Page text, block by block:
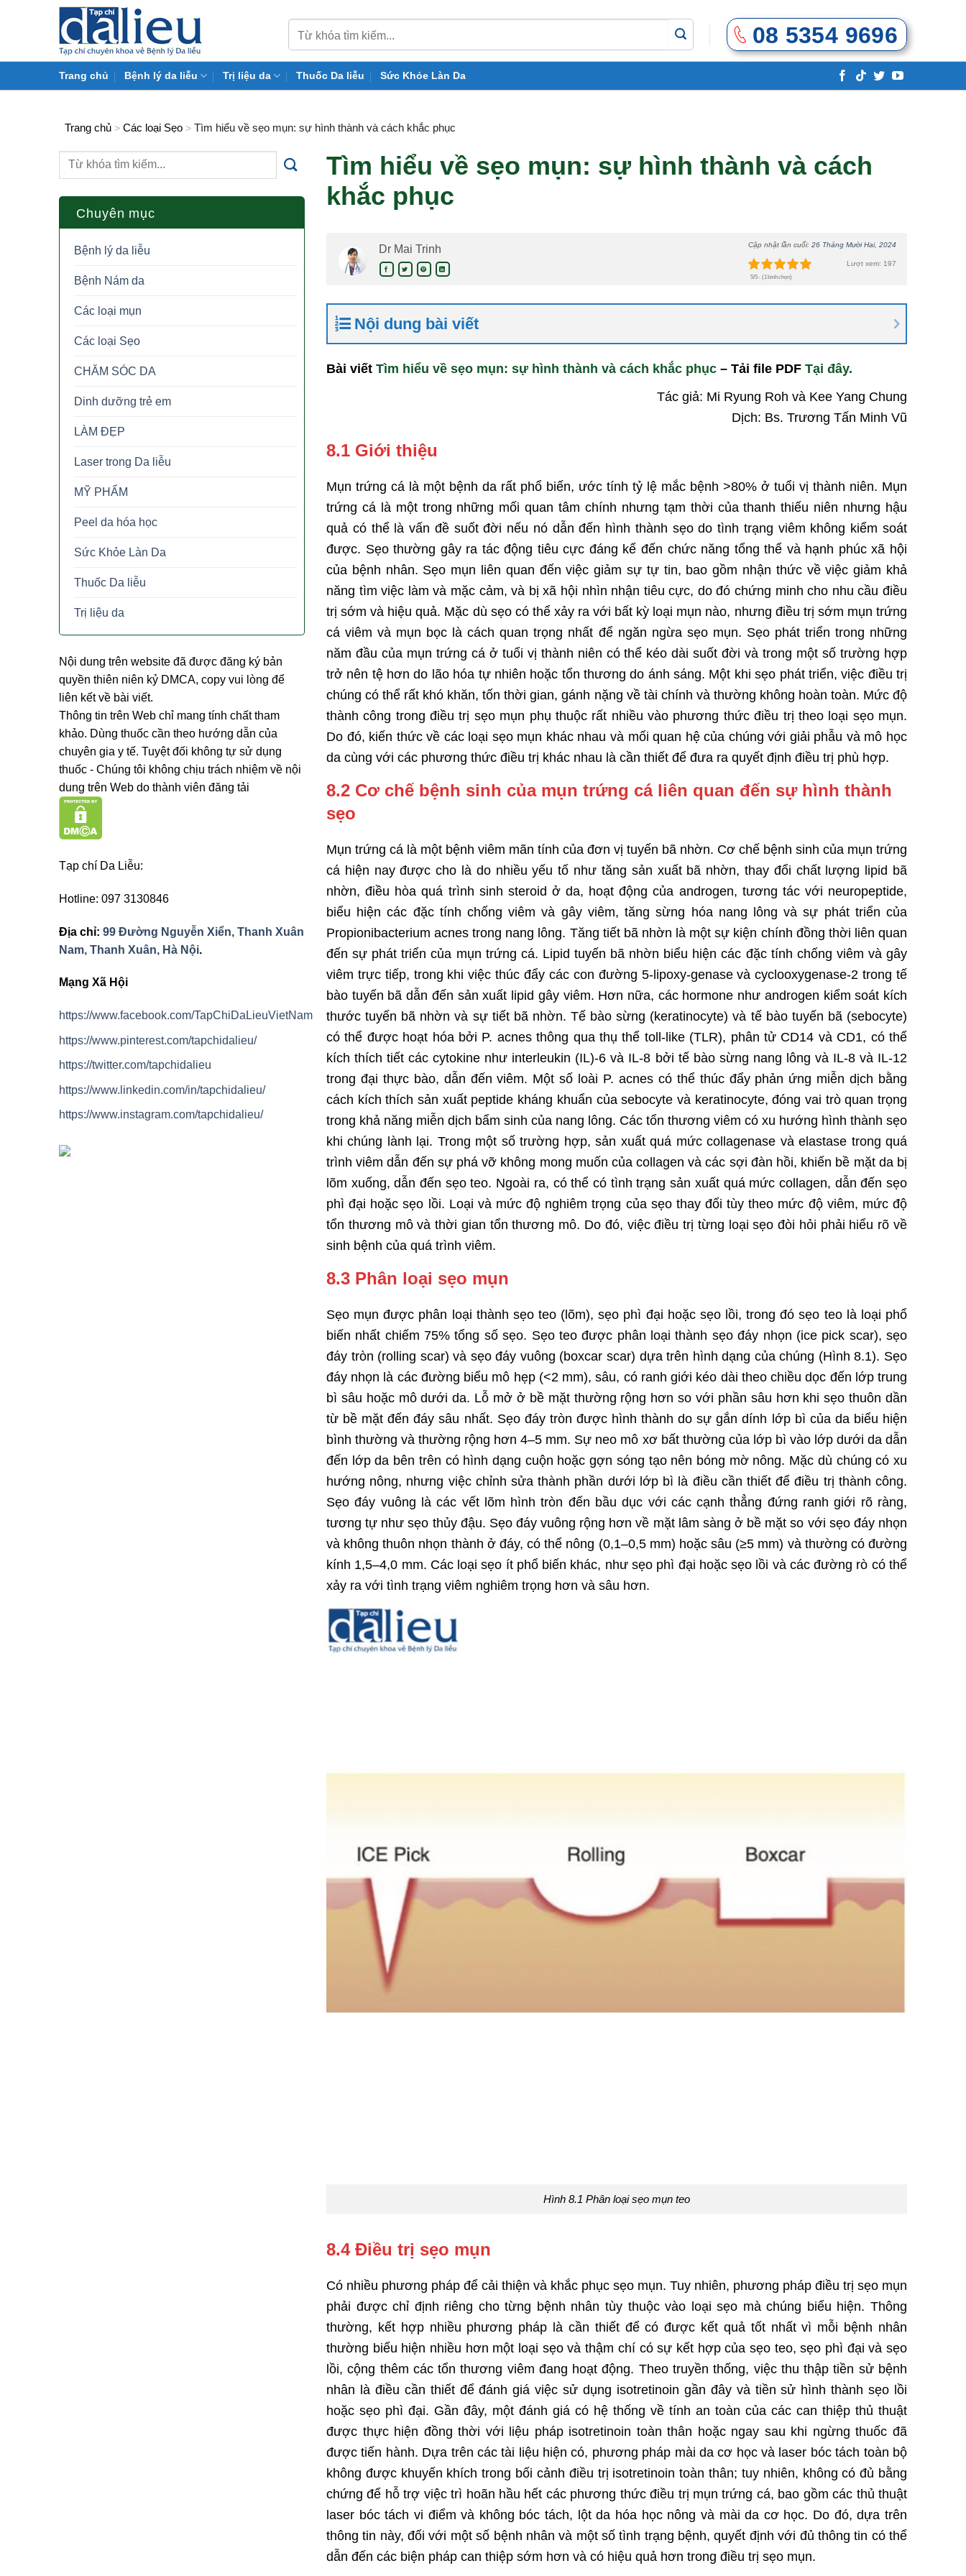
08 5354 9696
Trang chủ Bệnh lý da liễu Trị liệu da Thuốc Da liễu Sức Khỏe Làn Da
Trang chủ > Các loại Sẹo > Tìm hiểu về sẹo mụn: sự hình thành và cách khắc phục
Chuyên mục
Bệnh lý da liễu
Bệnh Nám da
Các loại mụn
Các loại Sẹo
CHĂM SÓC DA
Dinh dưỡng trẻ em
LÀM ĐẸP
Laser trong Da liễu
MỸ PHẨM
Peel da hóa học
Sức Khỏe Làn Da
Thuốc Da liễu
Trị liệu da
Nội dung trên website đã được đăng ký bản
quyền thiên niên kỷ DMCA, copy vui lòng để
liên kết về bài viết.
Thông tin trên Web chỉ mang tính chất tham
khảo. Dùng thuốc cần theo hướng dẫn của
chuyên gia y tế. Tuyệt đối không tự sử dụng
thuốc - Chúng tôi không chịu trách nhiệm về nội
dung trên Web do thành viên đăng tải
Tạp chí Da Liễu:
Hotline: 097 3130846
Địa chỉ: 99 Đường Nguyễn Xiển, Thanh Xuân
Nam, Thanh Xuân, Hà Nội.
Mạng Xã Hội
https://www.facebook.com/TapChiDaLieuVietNam
https://www.pinterest.com/tapchidalieu/
https://twitter.com/tapchidalieu
https://www.linkedin.com/in/tapchidalieu/
https://www.instagram.com/tapchidalieu/
Tìm hiểu về sẹo mụn: sự hình thành và cách
khắc phục
Dr Mai Trinh Cập nhật lần cuối: 26 Tháng Mười Hai, 2024
5/5 - (1 bình chọn)
Lượt xem: 197
Nội dung bài viết
Bài viết Tìm hiểu về sẹo mụn: sự hình thành và cách khắc phục – Tải file PDF Tại đây.
Tác giả: Mi Ryung Roh và Kee Yang Chung
Dịch: Bs. Trương Tấn Minh Vũ
8.1 Giới thiệu
Mụn trứng cá là một bệnh da rất phổ biến, ước tính tỷ lệ mắc bệnh >80% ở tuổi vị thành niên. Mụn
trứng cá là một trong những mối quan tâm chính nhưng tạm thời của thanh thiếu niên nhưng hậu
quả có thể là vấn đề suốt đời nếu nó dẫn đến hình thành sẹo do tình trạng viêm không kiểm soát
được. Sẹo thường gây ra tác động tiêu cực đáng kể đến chức năng tổng thể và hạnh phúc xã hội
của bệnh nhân. Sẹo mụn liên quan đến việc giảm sự tự tin, bao gồm nhận thức về việc giảm khả
năng tìm việc làm và mặc cảm, và bị xã hội nhìn nhận tiêu cực, do đó chứng minh cho nhu cầu điều
trị sớm và hiệu quả. Mặc dù sẹo có thể xảy ra với bất kỳ loại mụn nào, nhưng điều trị sớm mụn trứng
cá viêm và mụn bọc là cách quan trọng nhất để ngăn ngừa sẹo mụn. Sẹo phát triển trong những
năm đầu của mụn trứng cá ở tuổi vị thành niên có thể kéo dài suốt đời và trong một số trường hợp
trở nên tệ hơn do lão hóa tự nhiên hoặc tổn thương do ánh sáng. Một khi sẹo phát triển, việc điều trị
chúng có thể rất khó khăn, tốn thời gian, gánh nặng về tài chính và thường không hoàn toàn. Mức độ
thành công trong điều trị sẹo mụn phụ thuộc rất nhiều vào phương thức điều trị theo loại sẹo mụn.
Do đó, kiến thức về các loại sẹo mụn khác nhau và mối quan hệ của chúng với giải phẫu và mô học
da cùng với các phương thức điều trị khác nhau là cần thiết để đưa ra quyết định điều trị phù hợp.
8.2 Cơ chế bệnh sinh của mụn trứng cá liên quan đến sự hình thành
sẹo
Mụn trứng cá là một bệnh viêm mãn tính của đơn vị tuyến bã nhờn. Cơ chế bệnh sinh của mụn trứng
cá hiện nay được cho là do nhiều yếu tố như tăng sản xuất bã nhờn, thay đổi chất lượng lipid bã
nhờn, điều hòa quá trình sinh steroid ở da, hoạt động của androgen, tương tác với neuropeptide,
biểu hiện các đặc tính chống viêm và gây viêm, tăng sừng hóa nang lông và sự phát triển của
Propionibacterium acnes trong nang lông. Tăng tiết bã nhờn là một sự kiện chính đồng thời liên quan
đến sự phát triển của mụn trứng cá. Lipid tuyến bã nhờn biểu hiện các đặc tính chống viêm và gây
viêm trực tiếp, trong khi việc thúc đẩy các con đường 5-lipoxy-genase và cyclooxygenase-2 trong tế
bào tuyến bã dẫn đến sản xuất lipid gây viêm. Hơn nữa, các hormone như androgen kiểm soát kích
thước tuyến bã nhờn và sự tiết bã nhờn. Tế bào sừng (keratinocyte) và tế bào tuyến bã (sebocyte)
có thể được hoạt hóa bởi P. acnes thông qua thụ thể toll-like (TLR), phân tử CD14 và CD1, có thể
kích thích tiết các cytokine như interleukin (IL)-6 và IL-8 bởi tế bào sừng nang lông và IL-8 và IL-12
trong đại thực bào, dẫn đến viêm. Một số loài P. acnes có thể thúc đẩy phản ứng miễn dịch bằng
cách kích thích sản xuất peptide kháng khuẩn của sebocyte và keratinocyte, đóng vai trò quan trọng
trong khả năng miễn dịch bẩm sinh của nang lông. Các tổn thương viêm có xu hướng hình thành sẹo
khi chúng lành lại. Trong một số trường hợp, sản xuất quá mức collagenase và elastase trong quá
trình viêm dẫn đến sự phá vỡ không mong muốn của collagen và các sợi đàn hồi, khiến bề mặt da bị
lõm xuống, dẫn đến sẹo teo. Ngoài ra, có thể có tình trạng sản xuất quá mức collagen, dẫn đến sẹo
phì đại hoặc sẹo lồi. Loại và mức độ nghiêm trọng của sẹo thay đổi tùy theo mức độ viêm, mức độ
tổn thương mô và thời gian tổn thương mô. Do đó, việc điều trị từng loại sẹo đòi hỏi phải hiểu rõ về
sinh bệnh của quá trình viêm.
8.3 Phân loại sẹo mụn
Sẹo mụn được phân loại thành sẹo teo (lõm), sẹo phì đại hoặc sẹo lồi, trong đó sẹo teo là loại phổ
biến nhất chiếm 75% tổng số sẹo. Sẹo teo được phân loại thành sẹo đáy nhọn (ice pick scar), sẹo
đáy tròn (rolling scar) và sẹo đáy vuông (boxcar scar) dựa trên hình dạng của chúng (Hình 8.1). Sẹo
đáy nhọn là các đường biểu mô hẹp (<2 mm), sâu, có ranh giới kéo dài theo chiều dọc đến lớp trung
bì sâu hoặc mô dưới da. Lỗ mở ở bề mặt thường rộng hơn so với phần sâu hơn khi sẹo thuôn dần
từ bề mặt đến đáy sâu nhất. Sẹo đáy tròn được hình thành do sự gắn dính lớp bì của da biểu hiện
bình thường và thường rộng hơn 4–5 mm. Sự neo mô xơ bất thường của lớp bì vào lớp dưới da dẫn
đến lớp da bên trên có hình dạng cuộn hoặc gợn sóng tạo nên bóng mờ nông. Mặc dù chúng có xu
hướng nông, nhưng việc chỉnh sửa thành phần dưới lớp bì là điều cần thiết để điều trị thành công.
Sẹo đáy vuông là các vết lõm hình tròn đến bầu dục với các cạnh thẳng đứng ranh giới rõ ràng,
tương tự như sẹo thủy đậu. Sẹo đáy vuông rộng hơn về mặt lâm sàng ở bề mặt so với sẹo đáy nhọn
và không thuôn nhọn thành ở đáy, có thể nông (0,1–0,5 mm) hoặc sâu (≥5 mm) và thường có đường
kính 1,5–4,0 mm. Các loại sẹo ít phổ biến khác, như sẹo phì đại hoặc sẹo lồi và các đường rò có thể
xảy ra với tình trạng viêm nghiêm trọng hơn và sâu hơn.
Hình 8.1 Phân loại sẹo mụn teo
8.4 Điều trị sẹo mụn
Có nhiều phương pháp để cải thiện và khắc phục sẹo mụn. Tuy nhiên, phương pháp điều trị sẹo mụn
phải được chỉ định riêng cho từng bệnh nhân tùy thuộc vào loại sẹo mà chúng biểu hiện. Thông
thường, kết hợp nhiều phương pháp là cần thiết để có được kết quả tốt nhất vì mỗi bệnh nhân
thường biểu hiện nhiều hơn một loại sẹo và thậm chí có sự kết hợp của sẹo teo, sẹo phì đại và sẹo
lồi, cộng thêm các tổn thương viêm đang hoạt động. Theo truyền thống, việc thu thập tiền sử bệnh
nhân là điều cần thiết để đánh giá việc sử dụng isotretinoin gần đây và tiền sử hình thành sẹo lồi
hoặc sẹo phì đại. Gần đây, một đánh giá có hệ thống về tính an toàn của các can thiệp thủ thuật
được thực hiện đồng thời với liệu pháp isotretinoin toàn thân hoặc ngay sau khi ngừng thuốc đã
được tiến hành. Dựa trên các tài liệu hiện có, phương pháp mài da cơ học và laser bóc tách toàn bộ
không được khuyến khích trong bối cảnh điều trị isotretinoin toàn thân; tuy nhiên, không có đủ bằng
chứng để hỗ trợ việc trì hoãn hầu hết các phương thức điều trị mụn trứng cá, bao gồm các thủ thuật
laser bóc tách vi điểm và không bóc tách, lột da hóa học nông và mài da cơ học. Do đó, dựa trên
thông tin này, đối với một số bệnh nhân và một số tình trạng bệnh, quyết định với đủ thông tin có thể
dẫn đến các biện pháp can thiệp sớm hơn và có hiệu quả hơn trong điều trị sẹo mụn.